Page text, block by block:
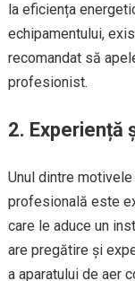
la eficiența
echipamentului,
recomandat să
profesionist.
2. Experiență
Unul dintre
profesională este
care le aduce un
are pregătire și
a aparatului de aer